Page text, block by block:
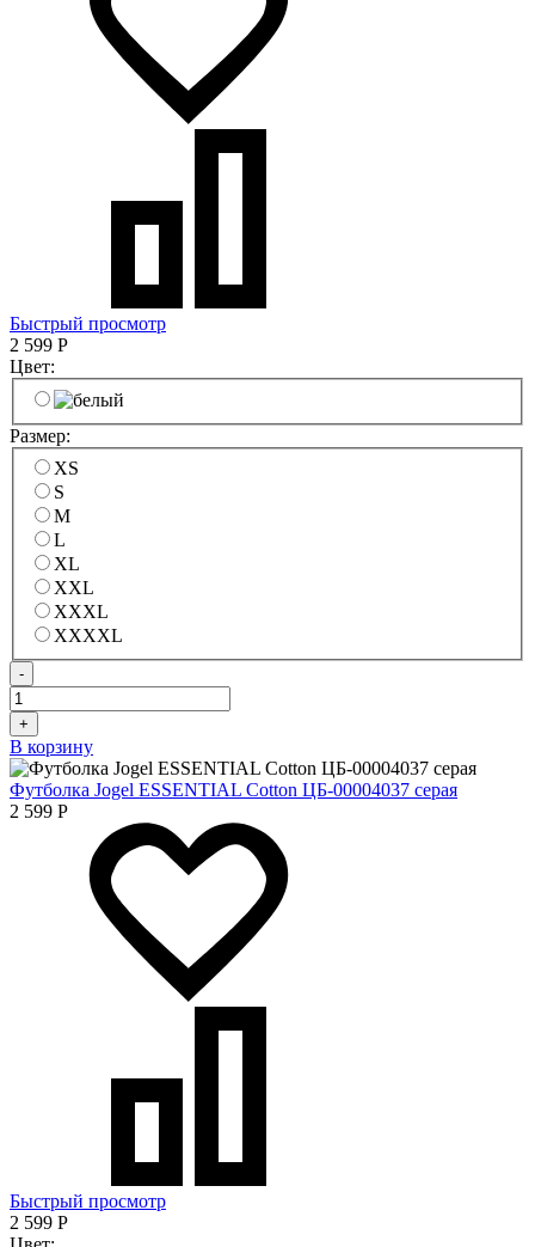
Быстрый просмотр
2 599 Р
Цвет:
Размер:
XS
S
M
L
XL
XXL
XXXL
XXXXL
-
+
В корзину
Футболка Jogel ESSENTIAL Cotton ЦБ-00004037 серая
2 599 Р
Быстрый просмотр
2 599 Р